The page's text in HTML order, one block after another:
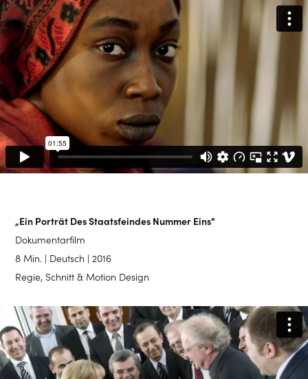
„Ein Porträt Des Staatsfeindes Nummer Eins"
Dokumentarfilm
8 Min. | Deutsch | 2016
Regie, Schnitt & Motion Design